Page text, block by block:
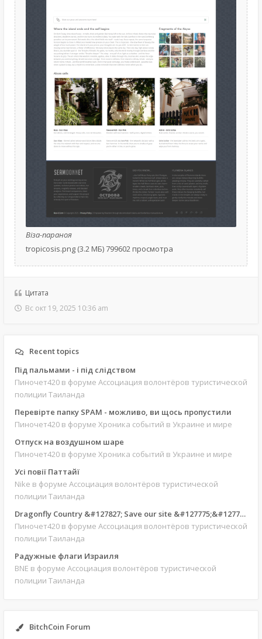
Віза-параноя
tropicosis.png (3.2 МБ) 799602 просмотра
Цитата
Вс окт 19, 2025 10:36 am
Recent topics
Під пальмами - і під слідством
Пиночет420 в форуме Ассоциация волонтёров туристической
полиции Таиланда
Перевірте папку SPAM - можливо, ви щось пропустили
Пиночет420 в форуме Хроника событий в Украине и мире
Отпуск на воздушном шаре
Пиночет420 в форуме Хроника событий в Украине и мире
Усі повії Паттайї
Nike в форуме Ассоциация волонтёров туристической
полиции Таиланда
Dragonfly Country &#127827; Save our site &#127775;&#127769;
Пиночет420 в форуме Ассоциация волонтёров туристической
полиции Таиланда
Радужные флаги Израиля
BNE в форуме Ассоциация волонтёров туристической
полиции Таиланда
BitchCoin Forum